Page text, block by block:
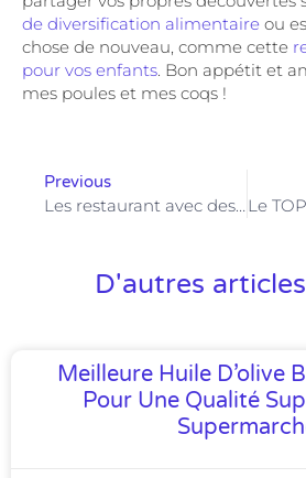
de diversification alimentaire ou
chose de nouveau, comme cette
pour vos enfants. Bon appétit et
mes poules et mes coqs !
Previous
Les restaurant avec des espace jeux
D'autres
Meilleure Huile D’olive
Pour Une Qualité